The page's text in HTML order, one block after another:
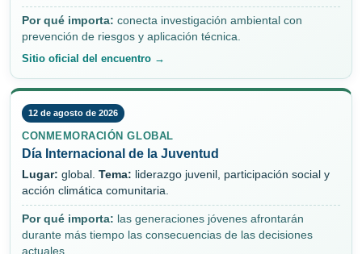
Por qué importa: conecta investigación ambiental con
prevención de riesgos y aplicación técnica.
Sitio oficial del encuentro →
12 de agosto de 2026
CONMEMORACIÓN GLOBAL
Día Internacional de la Juventud
Lugar: global. Tema: liderazgo juvenil, participación social y
acción climática comunitaria.
Por qué importa: las generaciones jóvenes afrontarán
durante más tiempo las consecuencias de las decisiones
actuales.